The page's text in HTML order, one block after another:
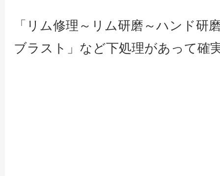
「リム修理～リム研磨～ハンド研
ブラスト」など下処理があって確